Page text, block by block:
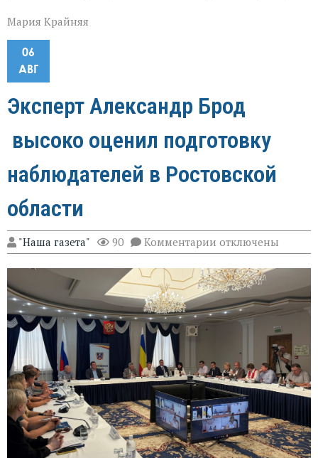
Мария Крайняя
06
АВГ
Эксперт Александр Брод
высоко оценил подготовку
наблюдателей в Ростовской
области
"Наша газета" 90 Комментарии к
записи
Эксперт
Александр
Брод
высоко
оценил
подготовку
наблюдателей
Ростовской
области
отключены